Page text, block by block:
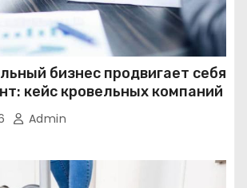
бизнес продвигает себя
кейс кровельных компаний
Admin